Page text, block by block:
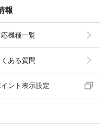
報
機種一覧
くある質問
イント表示設定